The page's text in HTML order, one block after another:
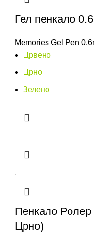
Гел пенкало
Memories Gel Pen
Црвено
Црно
Зелено
Пенкало
Црно)